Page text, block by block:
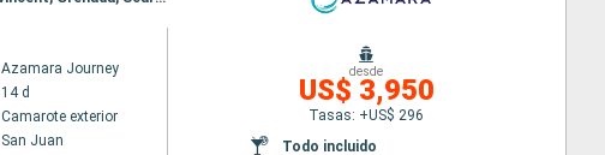
Azamara Journey
14 d
Camarote exterior
San Juan
desde
US$ 3,950
Tasas: +US$ 296
Todo incluido